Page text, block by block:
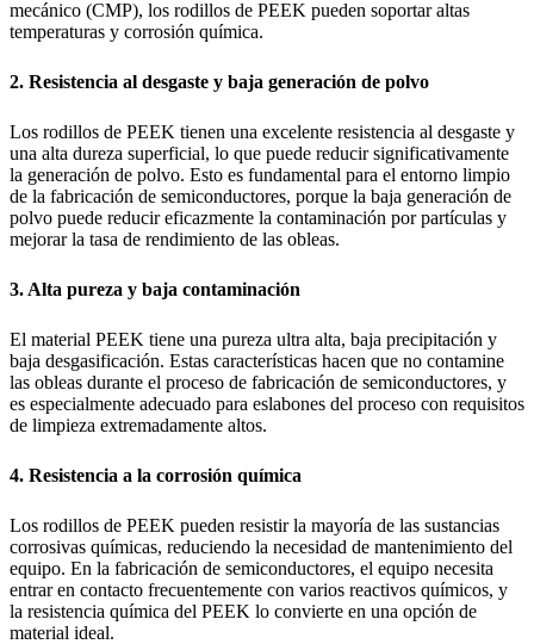
mecánico (CMP), los rodillos de PEEK pueden soportar altas
temperaturas y corrosión química.
2. Resistencia al desgaste y baja generación de polvo
Los rodillos de PEEK tienen una excelente resistencia al desgaste y
una alta dureza superficial, lo que puede reducir significativamente
la generación de polvo. Esto es fundamental para el entorno limpio
de la fabricación de semiconductores, porque la baja generación de
polvo puede reducir eficazmente la contaminación por partículas y
mejorar la tasa de rendimiento de las obleas.
3. Alta pureza y baja contaminación
El material PEEK tiene una pureza ultra alta, baja precipitación y
baja desgasificación. Estas características hacen que no contamine
las obleas durante el proceso de fabricación de semiconductores, y
es especialmente adecuado para eslabones del proceso con requisitos
de limpieza extremadamente altos.
4. Resistencia a la corrosión química
Los rodillos de PEEK pueden resistir la mayoría de las sustancias
corrosivas químicas, reduciendo la necesidad de mantenimiento del
equipo. En la fabricación de semiconductores, el equipo necesita
entrar en contacto frecuentemente con varios reactivos químicos, y
la resistencia química del PEEK lo convierte en una opción de
material ideal.